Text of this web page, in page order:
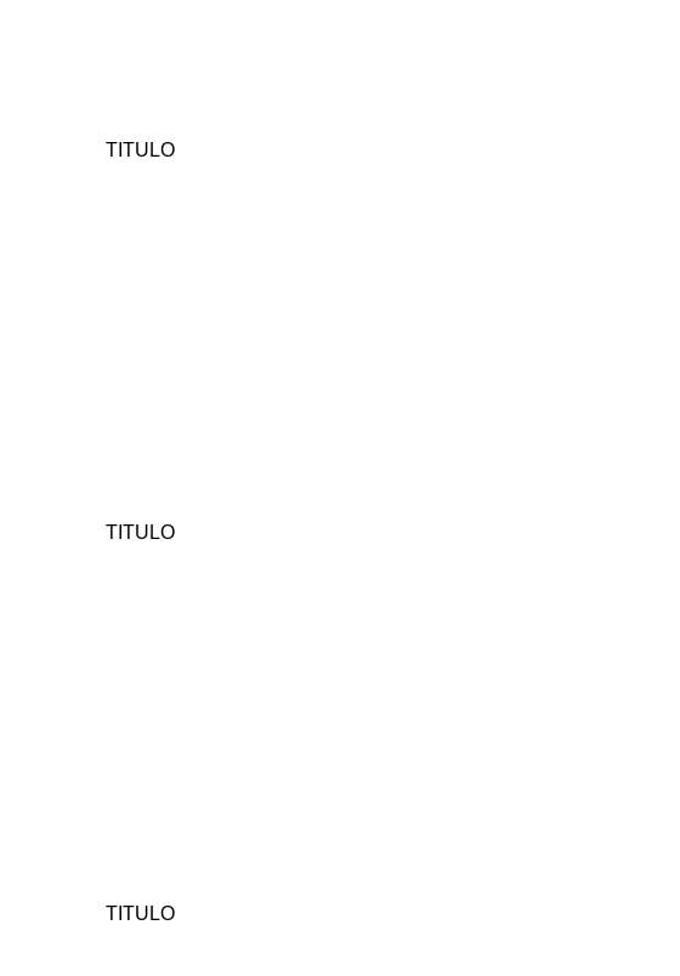
TITULO
TITULO
TITULO